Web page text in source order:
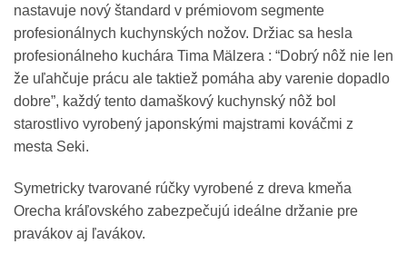
nastavuje nový štandard v prémiovom segmente
profesionálnych kuchynských nožov. Držiac sa hesla
profesionálneho kuchára Tima Mälzera : “Dobrý nôž nie len
že uľahčuje prácu ale taktiež pomáha aby varenie dopadlo
dobre”, každý tento damaškový kuchynský nôž bol
starostlivo vyrobený japonskými majstrami kováčmi z
mesta Seki.
Symetricky tvarované rúčky vyrobené z dreva kmeňa
Orecha kráľovského zabezpečujú ideálne držanie pre
pravákov aj ľavákov.